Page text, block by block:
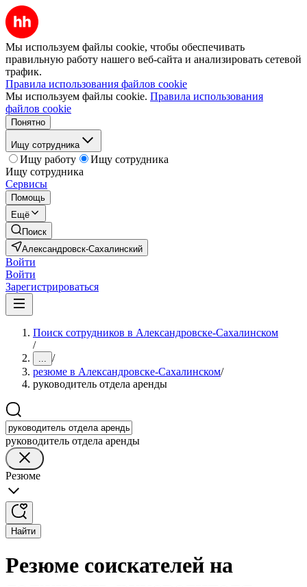
Мы используем файлы cookie, чтобы обеспечивать
правильную работу нашего веб-сайта и анализировать сетевой
трафик.
Правила использования файлов cookie
Мы используем файлы cookie. Правила использования
файлов cookie
Понятно
Ищу сотрудника
Ищу работу
Ищу сотрудника
Ищу сотрудника
Сервисы
Помощь
Ещё
Поиск
Александровск-Сахалинский
Войти
Войти
Зарегистрироваться
Поиск сотрудников в Александровске-Сахалинском
/
... /
резюме в Александровске-Сахалинском/
руководитель отдела аренды
руководитель отдела аренды
Резюме
Найти
Резюме соискателей на